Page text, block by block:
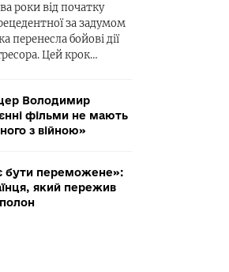
роки від початку
за задумом
перенесла бойові дії
Цей крок…
Володимир
фільми не мають
з війною»
бути переможене»:
який пережив